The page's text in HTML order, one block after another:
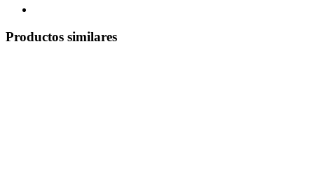
Productos similares